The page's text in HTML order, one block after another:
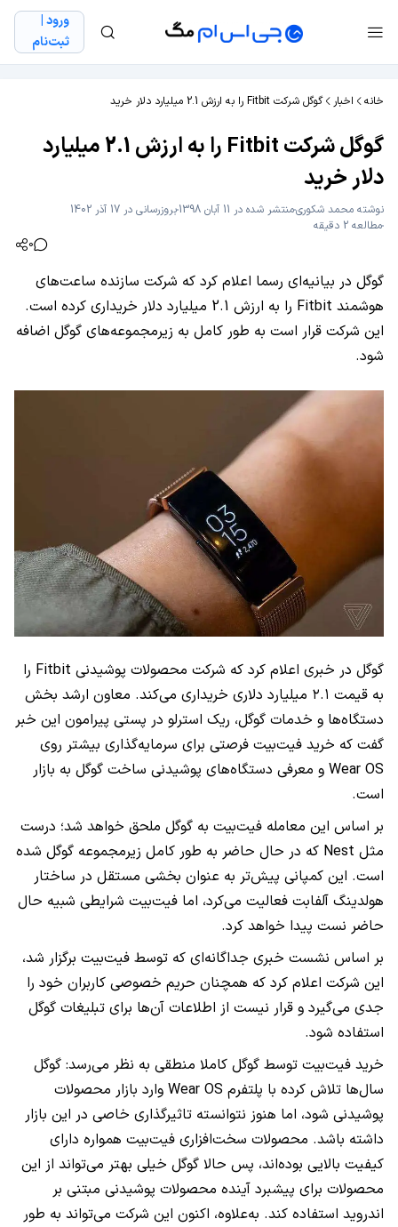
ورود |
ثبت‌نام
خانه اخبار گوگل شرکت Fitbit را به ارزش 2.1 میلیارد دلار خرید
گوگل شرکت Fitbit را به ارزش 2.1 میلیارد
دلار خرید
نوشته محمد شکوریمنتشر شده در 11 آبان 1398
بروزرسانی در 17 آذر 1402
مطالعه 2 دقیقه
0
گوگل در بیانیه‌ای رسما اعلام کرد که شرکت سازنده ساعت‌های
هوشمند Fitbit را به ارزش 2.1 میلیارد دلار خریداری کرده است.
این شرکت قرار است به طور کامل به زیرمجموعه‌های گوگل اضافه
شود.
گوگل در خبری اعلام کرد که شرکت محصولات پوشیدنی Fitbit را
به قیمت ۲.۱ میلیارد دلاری خریداری می‌کند. معاون ارشد بخش
دستگاه‌ها و خدمات گوگل، ریک استرلو در پستی پیرامون این خبر
گفت که خرید فیت‌بیت فرصتی برای سرمایه‌گذاری بیشتر روی
Wear OS و معرفی دستگاه‌های پوشیدنی ساخت گوگل به بازار
است.
بر اساس این معامله فیت‌بیت به گوگل ملحق خواهد شد؛ درست
مثل Nest که در حال حاضر به طور کامل زیرمجموعه گوگل شده
است. این کمپانی پیش‌تر به عنوان بخشی مستقل در ساختار
هولدینگ آلفابت فعالیت می‌کرد، اما فیت‌بیت شرایطی شبیه حال
حاضر نست پیدا خواهد کرد.
بر اساس نشست خبری جداگانه‌ای که توسط فیت‌بیت برگزار شد،
این شرکت اعلام کرد که همچنان حریم خصوصی کاربران خود را
جدی می‌گیرد و قرار نیست از اطلاعات آن‌ها برای تبلیغات گوگل
استفاده شود.
خرید فیت‌بیت توسط گوگل کاملا منطقی به نظر می‌رسد: گوگل
سال‌ها تلاش کرده با پلتفرم Wear OS وارد بازار محصولات
پوشیدنی شود، اما هنوز نتوانسته تاثیرگذاری خاصی در این بازار
داشته باشد. محصولات سخت‌افزاری فیت‌بیت همواره دارای
کیفیت بالایی بوده‌اند، پس حالا گوگل خیلی بهتر می‌تواند از این
محصولات برای پیشبرد آینده محصولات پوشیدنی مبتنی بر
اندروید استفاده کند. به‌علاوه، اکنون این شرکت می‌تواند به طور